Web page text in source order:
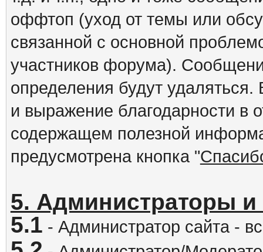
оффтоп (уход от темы или
связанной с основной
участников форума).
определения будут
и выражение благодарности в
содержащем полезной
предусмотрена кнопка "
5. Администраторы
5.1 - Администратор сайта -